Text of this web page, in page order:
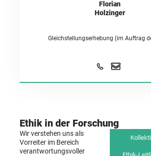
Florian
Holzinger
Gleichstellungserhebung (im Auftrag
Ethik in der Forschung
Wir verstehen uns als
Vorreiter im Bereich
verantwortungsvoller